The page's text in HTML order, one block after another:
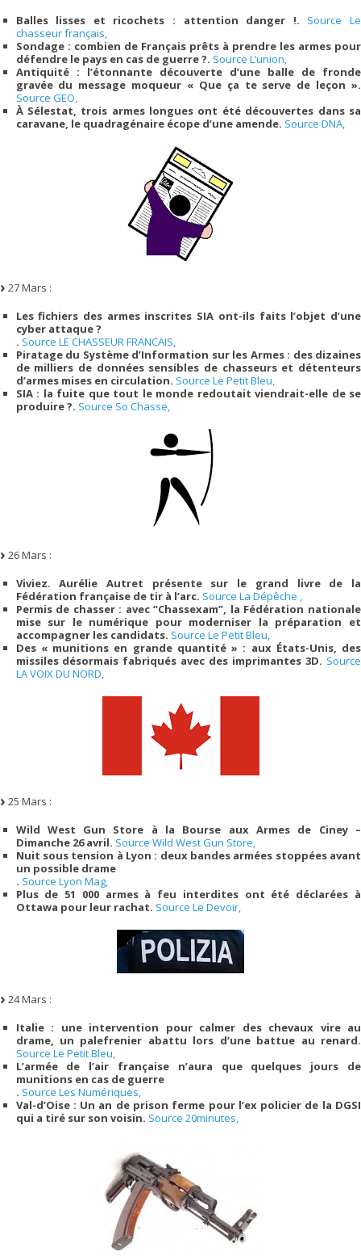
Balles lisses et ricochets : attention danger !. Source Le
chasseur français,
Sondage : combien de Français prêts à prendre les armes pour
défendre le pays en cas de guerre ?. Source L’union,
Antiquité : l’étonnante découverte d’une balle de fronde
gravée du message moqueur « Que ça te serve de leçon ».
Source GEO,
À Sélestat, trois armes longues ont été découvertes dans sa
caravane, le quadragénaire écope d’une amende. Source DNA,
27 Mars :
Les fichiers des armes inscrites SIA ont-ils faits l’objet d’une
cyber attaque ?
. Source LE CHASSEUR FRANCAIS,
Piratage du Système d’Information sur les Armes : des dizaines
de milliers de données sensibles de chasseurs et détenteurs
d’armes mises en circulation. Source Le Petit Bleu,
SIA : la fuite que tout le monde redoutait viendrait-elle de se
produire ?. Source So Chasse,
26 Mars :
Viviez. Aurélie Autret présente sur le grand livre de la
Fédération française de tir à l’arc. Source La Dépêche ,
Permis de chasser : avec “Chassexam”, la Fédération nationale
mise sur le numérique pour moderniser la préparation et
accompagner les candidats. Source Le Petit Bleu,
Des « munitions en grande quantité » : aux États-Unis, des
missiles désormais fabriqués avec des imprimantes 3D. Source
LA VOIX DU NORD,
25 Mars :
Wild West Gun Store à la Bourse aux Armes de Ciney –
Dimanche 26 avril. Source Wild West Gun Store,
Nuit sous tension à Lyon : deux bandes armées stoppées avant
un possible drame
. Source Lyon Mag,
Plus de 51 000 armes à feu interdites ont été déclarées à
Ottawa pour leur rachat. Source Le Devoir,
24 Mars :
Italie : une intervention pour calmer des chevaux vire au
drame, un palefrenier abattu lors d’une battue au renard.
Source Le Petit Bleu,
L’armée de l’air française n’aura que quelques jours de
munitions en cas de guerre
. Source Les Numériques,
Val-d’Oise : Un an de prison ferme pour l’ex policier de la DGSI
qui a tiré sur son voisin. Source 20minutes,